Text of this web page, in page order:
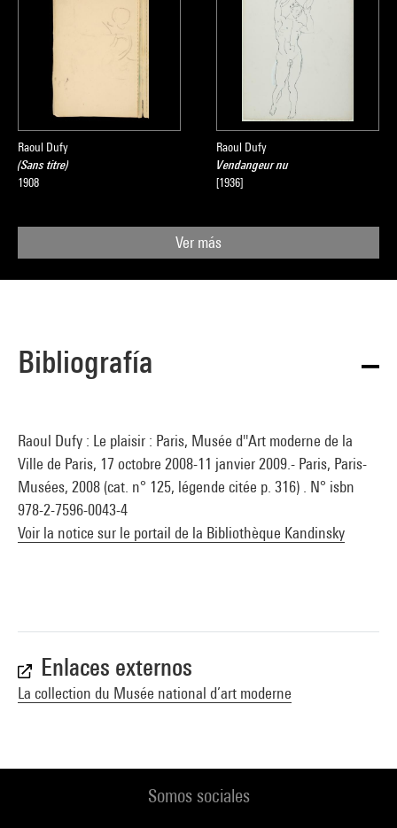
Raoul Dufy
(Sans titre)
1908
Raoul Dufy
Vendangeur nu
[1936]
Ver más
Bibliografía
Raoul Dufy : Le plaisir : Paris, Musée d''Art moderne de la
Ville de Paris, 17 octobre 2008-11 janvier 2009.- Paris, Paris-
Musées, 2008 (cat. n° 125, légende citée p. 316) . N° isbn
978-2-7596-0043-4
Voir la notice sur le portail de la Bibliothèque Kandinsky
Enlaces externos
La collection du Musée national d’art moderne
Somos sociales